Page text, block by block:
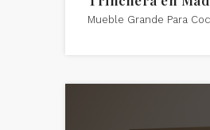
Mueble Grande Para